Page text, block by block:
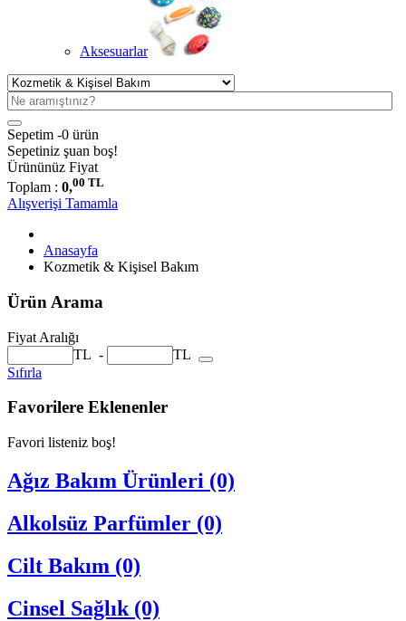
Aksesuarlar
Sepetim -0 ürün
Sepetiniz şuan boş!
Ürününüz Fiyat
Toplam : 0,00 TL
Alışverişi Tamamla
Anasayfa
Kozmetik & Kişisel Bakım
Ürün Arama
Fiyat Aralığı
TL -
TL
Sıfırla
Favorilere Eklenenler
Favori listeniz boş!
Ağız Bakım Ürünleri (0)
Alkolsüz Parfümler (0)
Cilt Bakım (0)
Cinsel Sağlık (0)